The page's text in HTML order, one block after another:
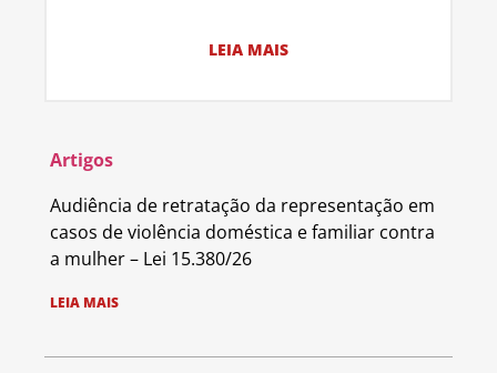
LEIA MAIS
Artigos
Audiência de retratação da representação em
casos de violência doméstica e familiar contra
a mulher – Lei 15.380/26
LEIA MAIS